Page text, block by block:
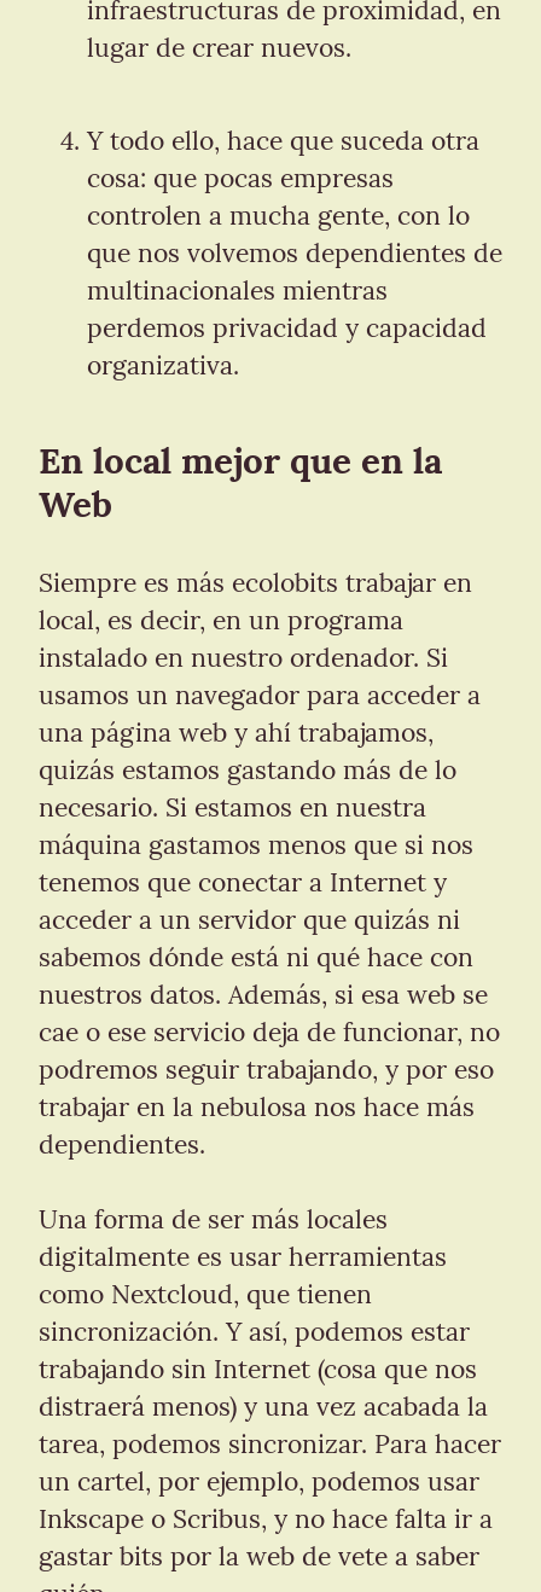
infraestructuras de proximidad, en
lugar de crear nuevos.
Y todo ello, hace que suceda otra
cosa: que pocas empresas
controlen a mucha gente, con lo
que nos volvemos dependientes de
multinacionales mientras
perdemos privacidad y capacidad
organizativa.
En local mejor que en la
Web
Siempre es más ecolobits trabajar en
local, es decir, en un programa
instalado en nuestro ordenador. Si
usamos un navegador para acceder a
una página web y ahí trabajamos,
quizás estamos gastando más de lo
necesario. Si estamos en nuestra
máquina gastamos menos que si nos
tenemos que conectar a Internet y
acceder a un servidor que quizás ni
sabemos dónde está ni qué hace con
nuestros datos. Además, si esa web se
cae o ese servicio deja de funcionar, no
podremos seguir trabajando, y por eso
trabajar en la nebulosa nos hace más
dependientes.
Una forma de ser más locales
digitalmente es usar herramientas
como Nextcloud, que tienen
sincronización. Y así, podemos estar
trabajando sin Internet (cosa que nos
distraerá menos) y una vez acabada la
tarea, podemos sincronizar. Para hacer
un cartel, por ejemplo, podemos usar
Inkscape o Scribus, y no hace falta ir a
gastar bits por la web de vete a saber